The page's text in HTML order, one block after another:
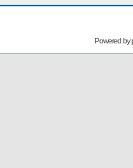
Powered by